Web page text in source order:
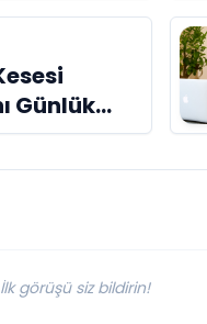
İlk 10
Biri
Günlük
görüşü siz bildirin!